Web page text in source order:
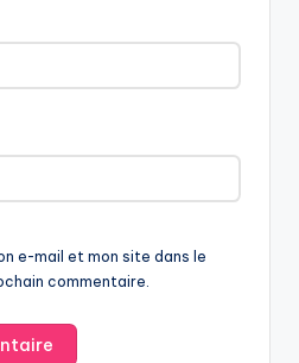
e-mail et mon site dans le
commentaire.